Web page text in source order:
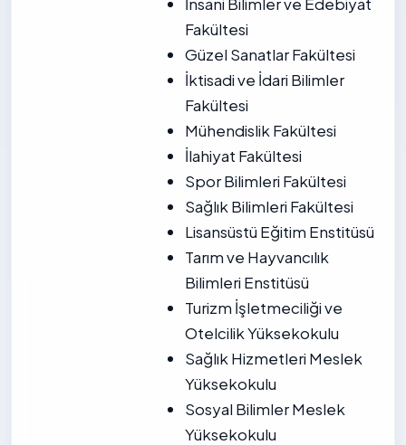
Fakültesi
Güzel Sanatlar Fakültesi
İktisadi ve İdari Bilimler
Fakültesi
Mühendislik Fakültesi
İlahiyat Fakültesi
Spor Bilimleri Fakültesi
Sağlık Bilimleri Fakültesi
Lisansüstü Eğitim Enstitüsü
Tarım ve Hayvancılık
Bilimleri Enstitüsü
Turizm İşletmeciliği ve
Otelcilik Yüksekokulu
Sağlık Hizmetleri Meslek
Yüksekokulu
Sosyal Bilimler Meslek
Yüksekokulu